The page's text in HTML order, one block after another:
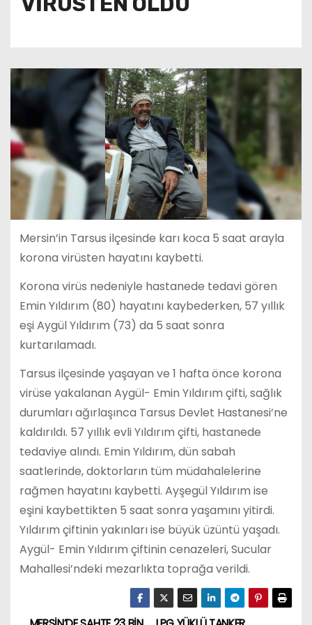
Mersin’in Tarsus ilçesinde karı koca 5 saat arayla
korona virüsten hayatını kaybetti.
Korona virüs nedeniyle hastanede tedavi gören
Emin Yıldırım (80) hayatını kaybederken, 57 yıllık
eşi Aygül Yıldırım (73) da 5 saat sonra
kurtarılamadı.
Tarsus ilçesinde yaşayan ve 1 hafta önce korona
virüse yakalanan Aygül- Emin Yıldırım çifti, sağlık
durumları ağırlaşınca Tarsus Devlet Hastanesi’ne
kaldırıldı. 57 yıllık evli Yıldırım çifti, hastanede
tedaviye alındı. Emin Yıldırım, dün sabah
saatlerinde, doktorların tüm müdahalelerine
rağmen hayatını kaybetti. Ayşegül Yıldırım ise
eşini kaybettikten 5 saat sonra yaşamını yitirdi.
Yıldırım çiftinin yakınları ise büyük üzüntü yaşadı.
Aygül- Emin Yıldırım çiftinin cenazeleri, Sucular
Mahallesi’ndeki mezarlıkta toprağa verildi.